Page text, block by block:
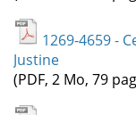
1269-4659 -
Justine
(PDF, 2 Mo, 79